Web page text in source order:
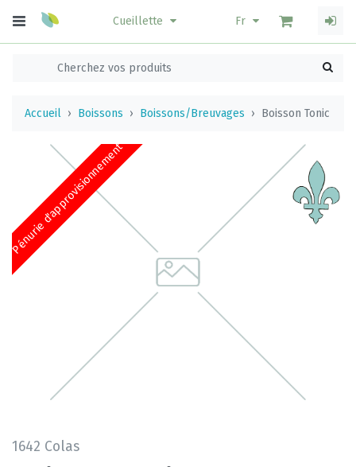
Cueillette Fr
Accueil Boissons Boissons/Breuvages Boisson Tonic
Pénurie d'approvisionnement
1642 Colas